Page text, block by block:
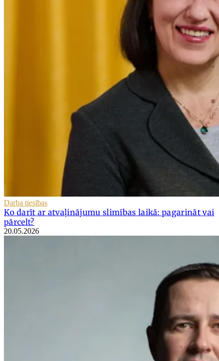
Darba tiesības
Ko darīt ar atvaļinājumu slimības laikā: pagarināt vai
pārcelt?
20.05.2026